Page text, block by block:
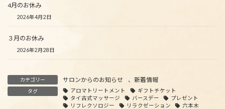
4月のお休み
2026年4月2日
３月のお休み
2026年2月28日
カテゴリー サロンからのお知らせ 、 新着情報
タグ アロマトリートメント
ギフトチケット
タイ古式マッサージ
バースデー
プレゼント
リフレクソロジー
リラクゼーション
六本木